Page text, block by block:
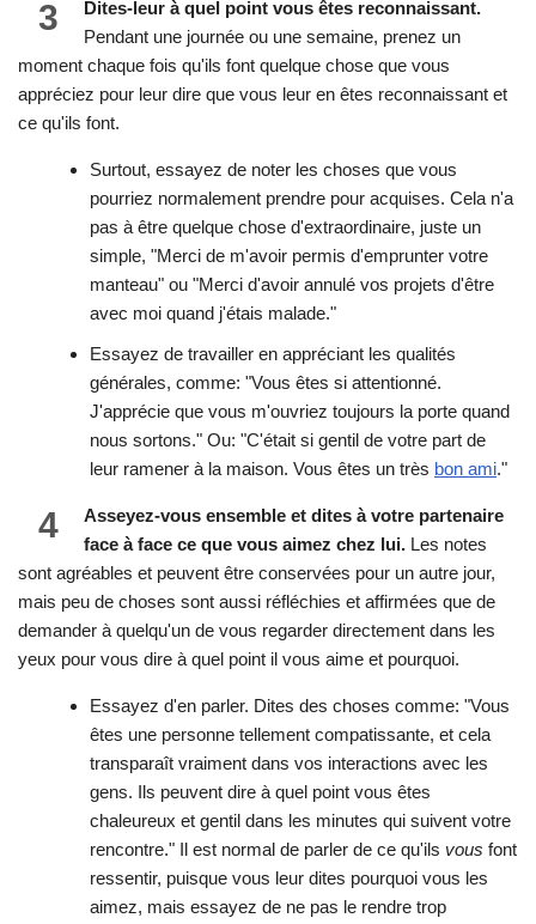
3
Dites-leur à quel point vous êtes reconnaissant.
Pendant une journée ou une semaine, prenez un
moment chaque fois qu'ils font quelque chose que vous
appréciez pour leur dire que vous leur en êtes reconnaissant et
ce qu'ils font.
Surtout, essayez de noter les choses que vous
pourriez normalement prendre pour acquises. Cela n'a
pas à être quelque chose d'extraordinaire, juste un
simple, "Merci de m'avoir permis d'emprunter votre
manteau" ou "Merci d'avoir annulé vos projets d'être
avec moi quand j'étais malade."
Essayez de travailler en appréciant les qualités
générales, comme: "Vous êtes si attentionné.
J'apprécie que vous m'ouvriez toujours la porte quand
nous sortons." Ou: "C'était si gentil de votre part de
leur ramener à la maison. Vous êtes un très bon ami."
4
Asseyez-vous ensemble et dites à votre partenaire
face à face ce que vous aimez chez lui. Les notes
sont agréables et peuvent être conservées pour un autre jour,
mais peu de choses sont aussi réfléchies et affirmées que de
demander à quelqu'un de vous regarder directement dans les
yeux pour vous dire à quel point il vous aime et pourquoi.
Essayez d'en parler. Dites des choses comme: "Vous
êtes une personne tellement compatissante, et cela
transparaît vraiment dans vos interactions avec les
gens. Ils peuvent dire à quel point vous êtes
chaleureux et gentil dans les minutes qui suivent votre
rencontre." Il est normal de parler de ce qu'ils vous font
ressentir, puisque vous leur dites pourquoi vous les
aimez, mais essayez de ne pas le rendre trop